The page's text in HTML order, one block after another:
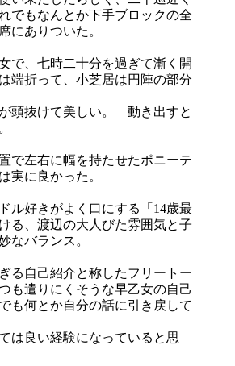
でもなんとか下手ブロックの全
にありついた。
で、七時二十分を過ぎて漸く開
端折って、小芝居は円陣の部分
頭抜けて美しい。 動き出すと
で左右に幅を持たせたポニーテ
に良かった。
ル好きがよく口にする「14歳最
る、渡辺の大人びた雰囲気と子
なバランス。
る自己紹介と称したフリートー
も遣りにくそうな早乙女の自己
も何とか自分の話に引き戻して
は良い経験になっていると思